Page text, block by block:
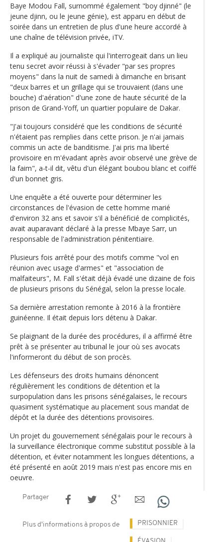
Baye Modou Fall, surnommé également "boy djinné" (le
jeune djinn, ou le jeune génie), est apparu en début de
soirée dans un entretien de plus d'une heure accordé à
une chaîne de télévision privée, iTV.
Il a expliqué au journaliste qui l'interrogeait dans un lieu
tenu secret avoir réussi à s'évader "par ses propres
moyens" dans la nuit de samedi à dimanche en brisant
"deux barres et un grillage qui se trouvaient (dans une
bouche) d'aération" d'une zone de haute sécurité de la
prison de Grand-Yoff, un quartier populaire de Dakar.
"J'ai toujours considéré que les conditions de sécurité
n'étaient pas remplies dans cette prison. Je n'ai jamais
commis un acte de banditisme. J'ai pris ma liberté
provisoire en m'évadant après avoir observé une grève de
la faim", a-t-il dit, vêtu d'un élégant boubou blanc et coiffé
d'un bonnet gris.
Une enquête a été ouverte pour déterminer les
circonstances de l'évasion de cette homme marié
d'environ 32 ans et savoir s'il a bénéficié de complicités,
avait auparavant déclaré à la presse Mbaye Sarr, un
responsable de l'administration pénitentiaire.
Plusieurs fois arrêté pour des motifs comme "vol en
réunion avec usage d'armes" et "association de
malfaiteurs", M. Fall s'était déjà évadé une dizaine de fois
de plusieurs prisons du Sénégal, selon la presse locale.
Sa dernière arrestation remonte à 2016 à la frontière
guinéenne. Il était depuis lors détenu à Dakar.
Se plaignant de la durée des procédures, il a affirmé être
prêt à se présenter au tribunal le jour où ses avocats
l'informeront du début de son procès.
Les défenseurs des droits humains dénoncent
régulièrement les conditions de détention et la
surpopulation dans les prisons sénégalaises, le recours
quasiment systématique au placement sous mandat de
dépôt et la durée des détentions provisoires.
Un projet du gouvernement sénégalais pour le recours à
la surveillance électronique comme substitut possible à la
détention, et éviter notamment les longues détentions, a
été présenté en août 2019 mais n'est pas encore mis en
oeuvre.
Partager
Plus d'informations à propos de PRISONNIER